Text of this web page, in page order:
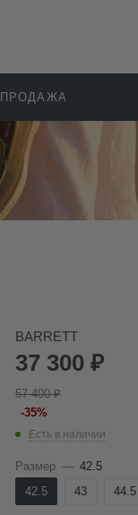
BARRETT
37 300 ₽
57 400₽
-35%
Есть в наличии
Размер — 42.5
42.5
43 44.5